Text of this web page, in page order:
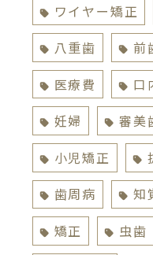
ワイヤー矯正
八重歯
前
医療費
口
妊婦
審美
小児矯正
歯周病
知
矯正
虫歯